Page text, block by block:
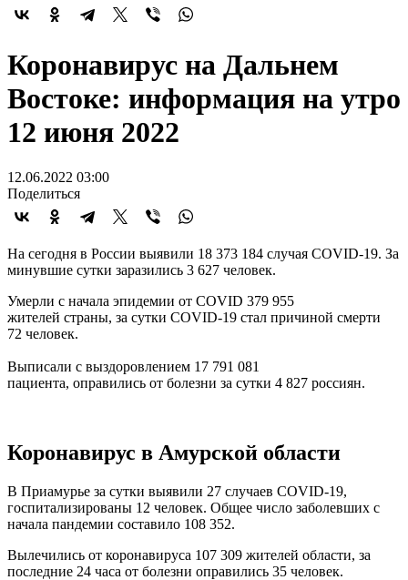
Коронавирус на Дальнем
Востоке: информация на утро
12 июня 2022
12.06.2022 03:00
Поделиться
На сегодня в России выявили 18 373 184 случая COVID-19. За
минувшие сутки заразились 3 627 человек.
Умерли с начала эпидемии от COVID 379 955
жителей страны, за сутки COVID-19 стал причиной смерти
72 человек.
Выписали с выздоровлением 17 791 081
пациента, оправились от болезни за сутки 4 827 россиян.
Коронавирус в Амурской области
В Приамурье за сутки выявили 27 случаев COVID-19,
госпитализированы 12 человек. Общее число заболевших с
начала пандемии составило 108 352.
Вылечились от коронавируса 107 309 жителей области, за
последние 24 часа от болезни оправились 35 человек.